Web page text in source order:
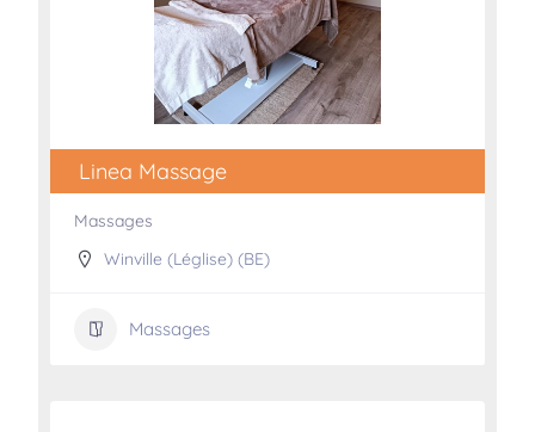
Linea Massage
Massages
Winville (Léglise) (BE)
Massages